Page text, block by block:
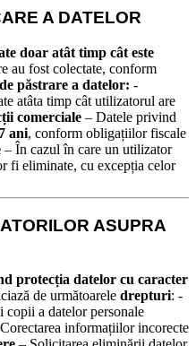
A DATELOR
doar atât timp cât este
au fost colectate, conform
păstrare a datelor: -
atâta timp cât utilizatorul are
comerciale – Datele privind
ani, conform obligațiilor fiscale
– În cazul în care un utilizator
fi eliminate, cu excepția celor
ASUPRA
protecția datelor cu caracter
de următoarele drepturi: -
copii a datelor personale
informațiilor incorecte